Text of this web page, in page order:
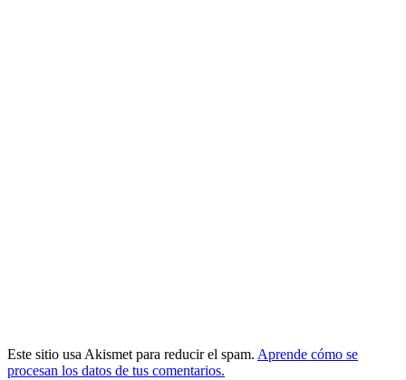
Este sitio usa Akismet para reducir el spam. Aprende cómo se
procesan los datos de tus comentarios.